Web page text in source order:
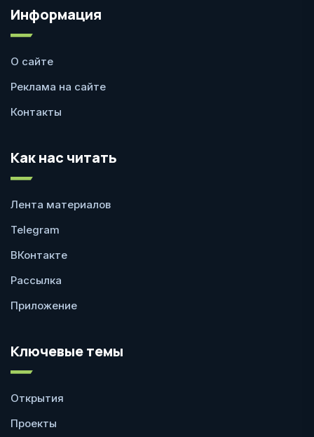
Информация
О сайте
Реклама на сайте
Контакты
Как нас читать
Лента материалов
Telegram
ВКонтакте
Рассылка
Приложение
Ключевые темы
Открытия
Проекты